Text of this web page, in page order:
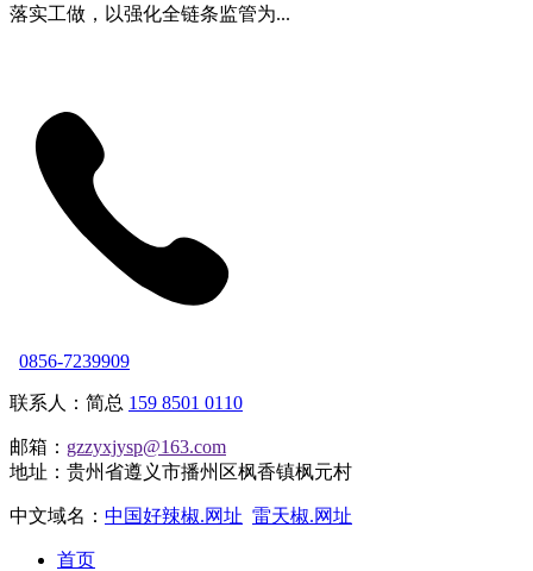
落实工做，以强化全链条监管为...
0856-7239909
联系人：简总 159 8501 0110
邮箱： gzzyxjysp@163.com
地址：贵州省遵义市播州区枫香镇枫元村
中文域名： 中国好辣椒.网址 雷天椒.网址
首页